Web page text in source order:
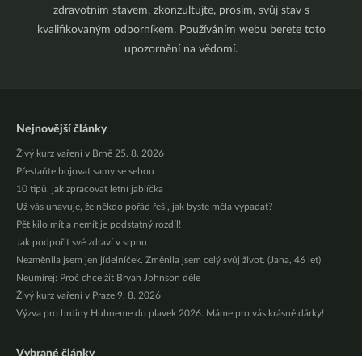
zdravotním stavem, zkonzultujte, prosím, svůj stav s
kvalifikovaným odborníkem. Používáním webu berete toto
upozornění na vědomí.
Nejnovější články
Živý kurz vaření v Brně 25. 8. 2026
Přestaňte bojovat samy se sebou
10 tipů, jak zpracovat letní jablíčka
Už vás unavuje, že někdo pořád řeší, jak byste měla vypadat?
Pět kilo mít a nemít je podstatný rozdíl!
Jak podpořit své zdraví v srpnu
Nezměnila jsem jen jídelníček. Změnila jsem celý svůj život. (Jana, 46 let)
Neumírej: Proč chce žít Bryan Johnson déle
Živý kurz vaření v Praze 9. 8. 2026
Výzva pro hrdiny Hubneme do plavek 2026. Máme pro vás krásné dárky!
Vybrané články